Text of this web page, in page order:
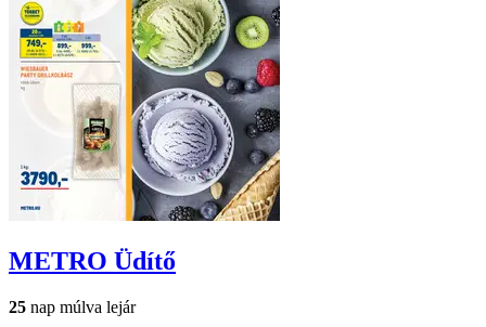
METRO Üdítő
25 nap múlva lejár